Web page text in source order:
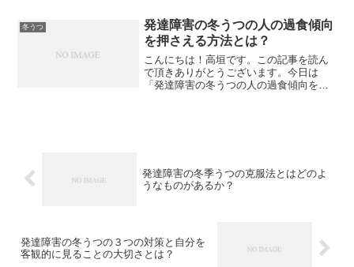
害は何が困る？発達障害はいつも「関係
性がうまく行かない」障害...
冬うつ
発達障害の冬うつの人の過食傾向
を押さえる方法とは？
こんにちは！高垣です。この記事を読ん
で頂きありがとうございます。今日は
「発達障害の冬うつの人の過食傾向を押
発達障害の冬季うつの克服法とはどのよ
うなものがあるか？
発達障害の冬うつの３つの対策と自分を
客観的に見ることの大切さとは？